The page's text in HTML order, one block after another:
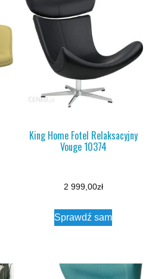
King Home Fotel Relaksacyjny
Vouge 10374
2 999,00zł
Sprawdź sam